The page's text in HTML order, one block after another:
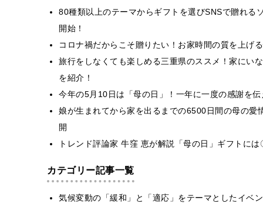
80種類以上のテーマからギフトを選びSNSで贈れる
開始！
コロナ禍だからこそ贈りたい！お家時間の質を上げ
旅行をしなくても楽しめる三重県のススメ！家にい
を紹介！
今年の5月10日は「母の日」！一年に一度の感謝を
娘が生まれてから家を出るまでの6500日間の母の
開
トレンド評論家 牛窪 恵が解説「母の日」ギフトに
カテゴリー記事一覧
気候変動の「緩和」と「適応」をテーマとしたイベ